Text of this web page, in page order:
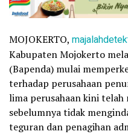
MOJOKERTO,
Kabupaten Mojokerto
(Bapenda) mulai
terhadap perusahaan
lima perusahaan kini telah
sebelumnya tidak
teguran dan penagihan